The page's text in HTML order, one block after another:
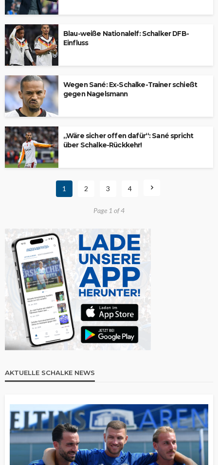
Blau-weiße Nationalelf: Schalker DFB-
Einfluss
Wegen Sané: Ex-Schalke-Trainer schießt
gegen Nagelsmann
„Wäre sicher offen dafür“: Sané spricht
über Schalke-Rückkehr!
1 2 3 4
Page 1 of 4
AKTUELLE SCHALKE NEWS